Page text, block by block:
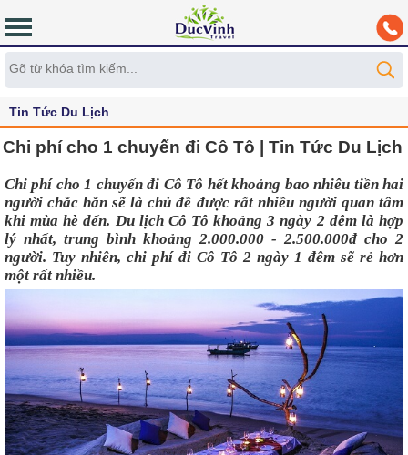
Tin Tức Du Lịch
Chi phí cho 1 chuyến đi Cô Tô | Tin Tức Du Lịch
Chi phí cho 1 chuyến đi Cô Tô hết khoảng bao nhiêu tiền hai
người chắc hẳn sẽ là chủ đề được rất nhiều người quan tâm
khi mùa hè đến. Du lịch Cô Tô khoảng 3 ngày 2 đêm là hợp
lý nhất, trung bình khoảng 2.000.000 - 2.500.000đ cho 2
người. Tuy nhiên, chi phí đi Cô Tô 2 ngày 1 đêm sẽ rẻ hơn
một rất nhiều.